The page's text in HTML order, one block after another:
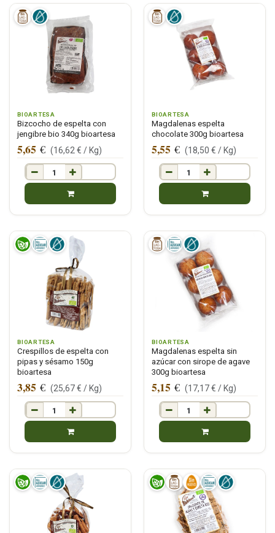
BIOARTESA
Bizcocho de espelta con
jengibre bio 340g bioartesa
5,65 € (16,62 € / Kg)
BIOARTESA
Magdalenas espelta
chocolate 300g bioartesa
5,55 € (18,50 € / Kg)
BIOARTESA
Crespillos de espelta con
pipas y sésamo 150g
bioartesa
3,85 € (25,67€ / Kg)
BIOARTESA
Magdalenas espelta sin
azúcar con sirope de agave
300g bioartesa
5,15 € (17,17€ / Kg)